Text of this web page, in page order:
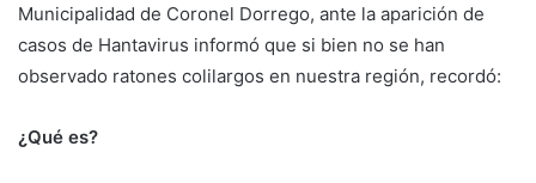
Municipalidad de Coronel Dorrego, ante la aparición de
casos de Hantavirus informó que si bien no se han
observado ratones colilargos en nuestra región, recordó:
¿Qué es?